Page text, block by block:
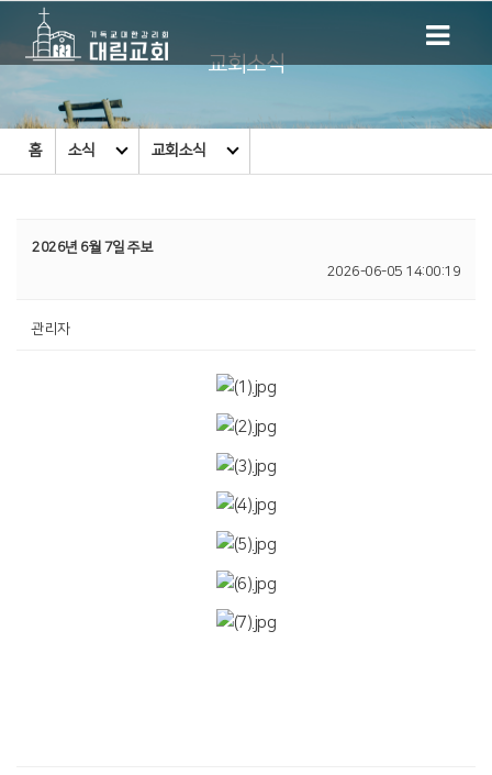
교회소식
홈 소식 교회소식
2026년 6월 7일 주보
2026-06-05 14:00:19
관리자